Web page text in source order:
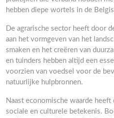
hebben diepe wortels in de
De agrarische sector heeft door
aan het vormgeven van het
smaken en het creëren van
en tuinders hebben altijd een
voorzien van voedsel voor de
natuurlijke hulpbronnen.
Naast economische waarde
sociale en culturele betekenis.